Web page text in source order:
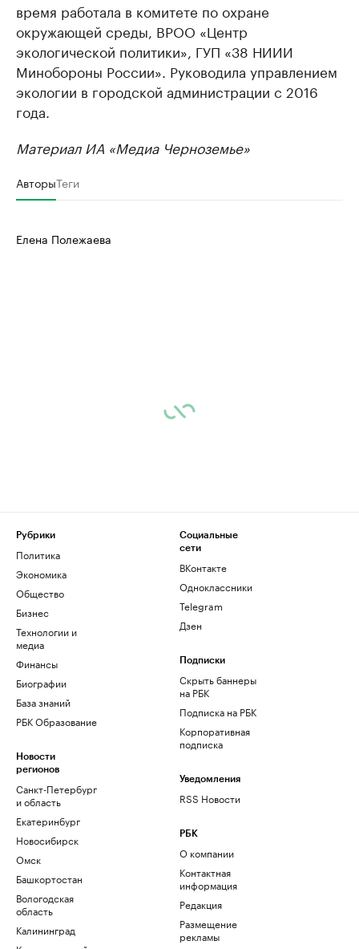
время работала в комитете по охране
окружающей среды, ВРОО «Центр
экологической политики», ГУП «38 НИИИ
Минобороны России». Руководила управлением
экологии в городской администрации с 2016
года.
Материал ИА «Медиа Черноземье»
АвторыТеги
Елена Полежаева
Рубрики
Политика
Экономика
Общество
Бизнес
Технологии и
медиа
Финансы
Биографии
База знаний
РБК Образование
Новости
регионов
Санкт-Петербург
и область
Екатеринбург
Новосибирск
Омск
Башкортостан
Вологодская
область
Калининград
Социальные
сети
ВКонтакте
Одноклассники
Telegram
Дзен
Подписки
Скрыть баннеры
на РБК
Подписка на РБК
Корпоративная
подписка
Уведомления
RSS Новости
РБК
О компании
Контактная
информация
Редакция
Размещение
рекламы